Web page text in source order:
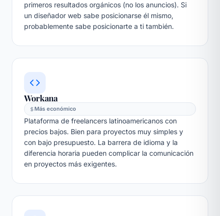
primeros resultados orgánicos (no los anuncios). Si
un diseñador web sabe posicionarse él mismo,
probablemente sabe posicionarte a ti también.
Workana
Más económico
Plataforma de freelancers latinoamericanos con
precios bajos. Bien para proyectos muy simples y
con bajo presupuesto. La barrera de idioma y la
diferencia horaria pueden complicar la comunicación
en proyectos más exigentes.